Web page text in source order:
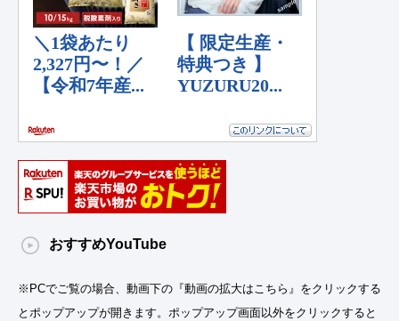
おすすめYouTube
※PCでご覧の場合、動画下の『動画の拡大はこちら』をクリックする
とポップアップが開きます。ポップアップ画面以外をクリックすると